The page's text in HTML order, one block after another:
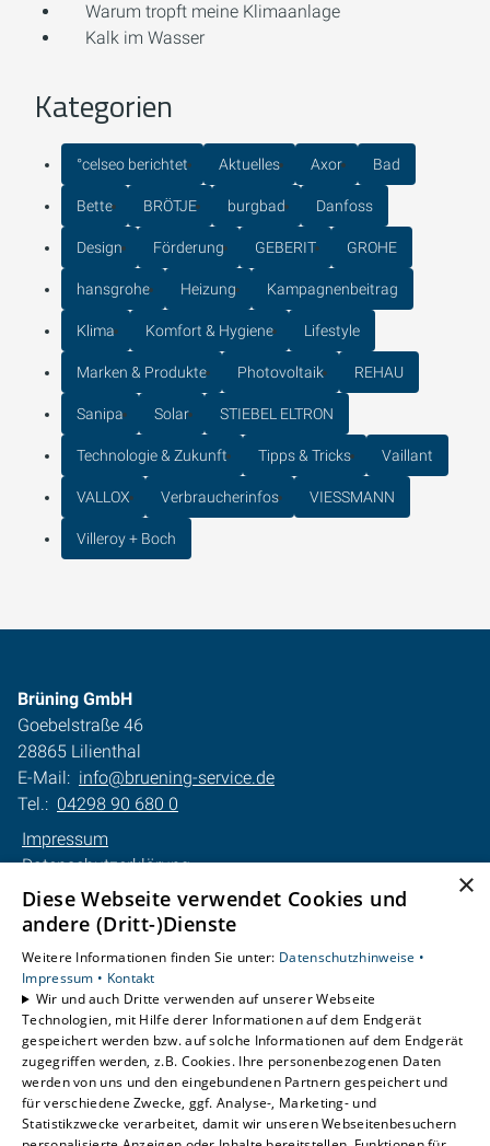
Warum tropft meine Klimaanlage
Kalk im Wasser
Kategorien
°celseo berichtet Aktuelles Axor Bad
Bette BRÖTJE burgbad Danfoss
Design Förderung GEBERIT GROHE
hansgrohe Heizung Kampagnenbeitrag
Klima Komfort & Hygiene Lifestyle
Marken & Produkte Photovoltaik REHAU
Sanipa Solar STIEBEL ELTRON
Technologie & Zukunft Tipps & Tricks Vaillant
VALLOX Verbraucherinfos VIESSMANN
Villeroy + Boch
Brüning GmbH
Goebelstraße 46
28865 Lilienthal
E-Mail: info@bruening-service.de
Tel.: 04298 90 680 0
Impressum
Datenschutzerklärung
AGB
Barrierefreiheitserklärung
Unsere Bereiche
Privatkunden
Gewerbekunden
Karriere
Unternehmen
Kontakt
×
Diese Webseite verwendet Cookies und
andere (Dritt-)Dienste
Weitere Informationen finden Sie unter: Datenschutzhinweise •
Impressum • Kontakt
Wir und auch Dritte verwenden auf unserer Webseite
Technologien, mit Hilfe derer Informationen auf dem Endgerät
gespeichert werden bzw. auf solche Informationen auf dem Endgerät
zugegriffen werden, z.B. Cookies. Ihre personenbezogenen Daten
werden von uns und den eingebundenen Partnern gespeichert und
für verschiedene Zwecke, ggf. Analyse-, Marketing- und
Statistikzwecke verarbeitet, damit wir unseren Webseitenbesuchern